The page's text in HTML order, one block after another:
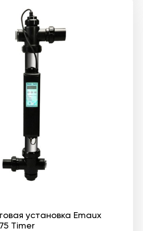
установка Emaux
Timer